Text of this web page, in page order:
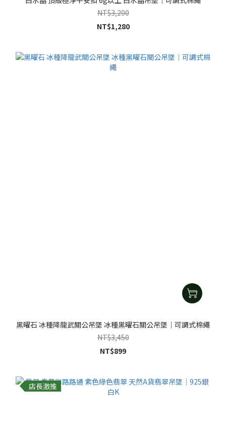
NT$3,200
NT$1,280
黑曜石 冰種降龍武關公吊墜 冰種黑曜石關公吊墜｜可調式棉繩
NT$3,450
NT$899
店長激推